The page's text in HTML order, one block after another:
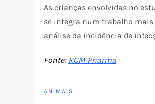
As crianças envolvidas no
se integra num trabalho mais
análise da incidência de
Fonte: RCM Pharma
ANIMAIS